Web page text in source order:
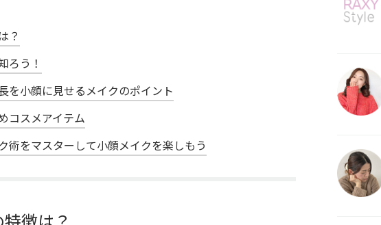
？
ろう！
を小顔に見せるメイクのポイント
コスメアイテム
術をマスターして小顔メイクを楽しもう